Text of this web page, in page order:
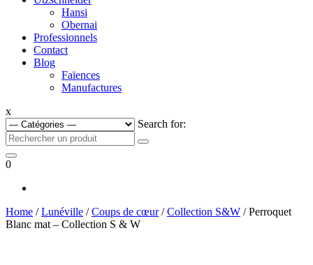
Hansi
Obernai
Professionnels
Contact
Blog
Faïences
Manufactures
x
Search for:
0
Home /Lunéville /Coups de cœur/Collection S&W / Perroquet
Blanc mat – Collection S & W